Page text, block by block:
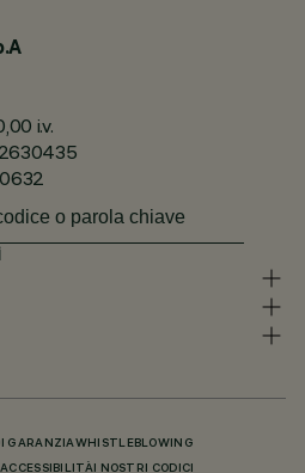
i.v.
GARANZIAWHISTLEBLOWING
I NOSTRI CODICI